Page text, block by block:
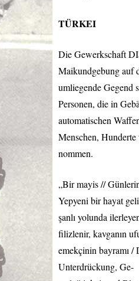
TÜRKEI
Die Gewerkschaft
Maikundgebung auf
umliegende Gegend
Personen, die in
automatischen
Menschen,
nommen.
„Bir mayis //
Yepyeni bir hayat
şanlı yolunda
filizlenir, kavganın
emekçinin bayramı /
Unterdrückung, Ge-